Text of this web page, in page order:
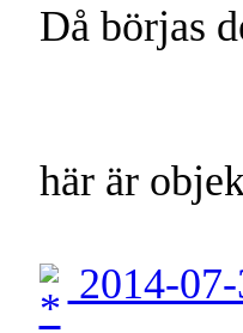
Då börjas
här är
2014-